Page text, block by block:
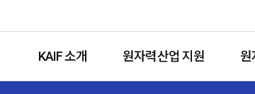
KAIF 소개 원자력산업 지원 원